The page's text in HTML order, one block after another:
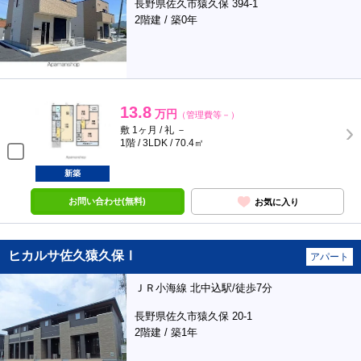
長野県佐久市猿久保 394-1
2階建 / 築0年
13.8 万円 （管理費等－）
敷 1ヶ月 / 礼 －
1階 / 3LDK / 70.4㎡
新築
お問い合わせ(無料) お気に入り
ヒカルサ佐久猿久保Ⅰ アパート
ＪＲ小海線 北中込駅/徒歩7分
長野県佐久市猿久保 20-1
2階建 / 築1年